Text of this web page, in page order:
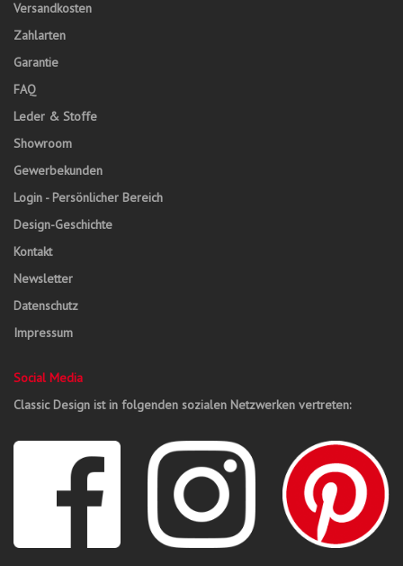
Versandkosten
Zahlarten
Garantie
FAQ
Leder & Stoffe
Showroom
Gewerbekunden
Login - Persönlicher Bereich
Design-Geschichte
Kontakt
Newsletter
Datenschutz
Impressum
Social Media
Classic Design ist in folgenden sozialen Netzwerken vertreten: